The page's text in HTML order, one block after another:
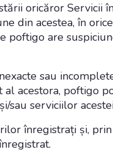
oricăror Servicii
din acestea, în
poftigo are
sau
acestora, poftigo
sau serviciilor
înregistrați și,